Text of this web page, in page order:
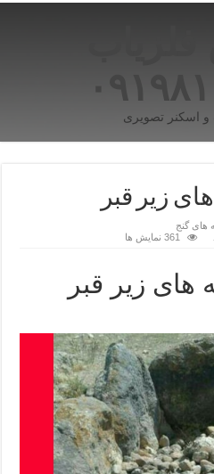
و اسکنر تصویری
زیر قبر
های گنج
361 نمایش ها
های زیر قبر